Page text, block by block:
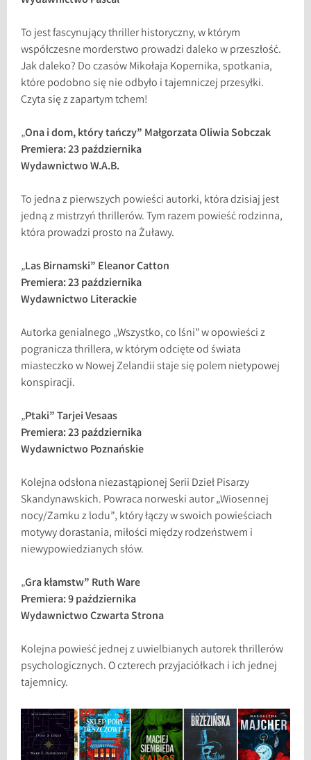
To jest fascynujący thriller historyczny, w którym
współczesne morderstwo prowadzi daleko w przeszłość.
Jak daleko? Do czasów Mikołaja Kopernika, spotkania,
które podobno się nie odbyło i tajemniczej przesyłki.
Czyta się z zapartym tchem!
„Ona i dom, który tańczy” Małgorzata Oliwia Sobczak
Premiera: 23 października
Wydawnictwo W.A.B.
To jedna z pierwszych powieści autorki, która dzisiaj jest
jedną z mistrzyń thrillerów. Tym razem powieść rodzinna,
która prowadzi prosto na Żuławy.
„Las Birnamski” Eleanor Catton
Premiera: 23 października
Wydawnictwo Literackie
Autorka genialnego „Wszystko, co lśni” w opowieści z
pogranicza thrillera, w którym odcięte od świata
miasteczko w Nowej Zelandii staje się polem nietypowej
konspiracji.
„Ptaki” Tarjei Vesaas
Premiera: 23 października
Wydawnictwo Poznańskie
Kolejna odsłona niezastąpionej Serii Dzieł Pisarzy
Skandynawskich. Powraca norweski autor „Wiosennej
nocy/Zamku z lodu”, który łączy w swoich powieściach
motywy dorastania, miłości między rodzeństwem i
niewypowiedzianych słów.
„Gra kłamstw” Ruth Ware
Premiera: 9 października
Wydawnictwo Czwarta Strona
Kolejna powieść jednej z uwielbianych autorek thrillerów
psychologicznych. O czterech przyjaciółkach i ich jednej
tajemnicy.